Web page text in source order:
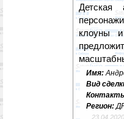
Детская
клоуны
Имя:
Вид
Регион: